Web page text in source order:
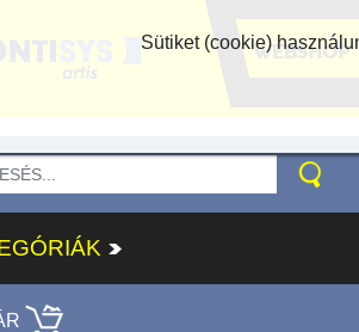
Sütiket (cookie)WEBSHOP